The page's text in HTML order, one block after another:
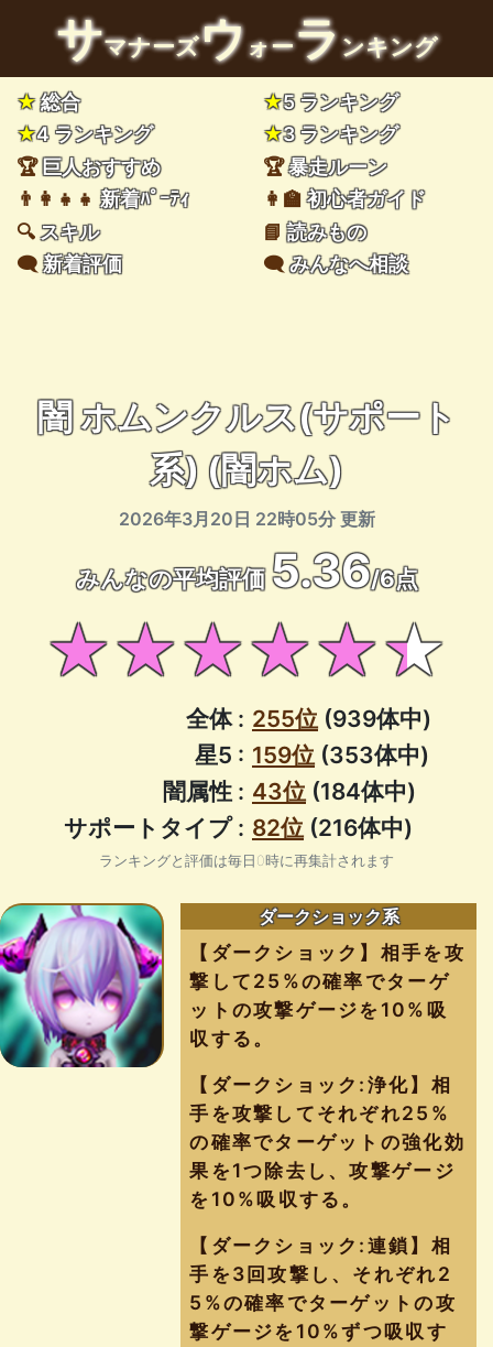
サマナーズウォーランキング
★総合 ★5 ランキング
★4 ランキング ★3 ランキング
🏆巨人おすすめ 🏆暴走ルーン
👨‍👩‍👧‍👧新着ﾊﾟｰﾃｨ 👩‍🏫初心者ガイド
🔍スキル 📘読みもの
🗨️新着評価 🗨️みんなへ相談
闇 ホムンクルス(サポート
系) (闇ホム)
2026年3月20日 22時05分 更新
みんなの平均評価 5.36/6点
★★★★★★
ランキングと評価は毎日0時に再集計されます
全体 : 255位 (939体中)
星5 : 159位 (353体中)
闇属性 : 43位 (184体中)
サポートタイプ : 82位 (216体中)
ダークショック系
【ダークショック】相手を攻
撃して25%の確率でターゲ
ットの攻撃ゲージを10%吸
収する。
【ダークショック:浄化】相
手を攻撃してそれぞれ25%
の確率でターゲットの強化効
果を1つ除去し、攻撃ゲージ
を10%吸収する。
【ダークショック:連鎖】相
手を3回攻撃し、それぞれ2
5%の確率でターゲットの攻
撃ゲージを10%ずつ吸収す